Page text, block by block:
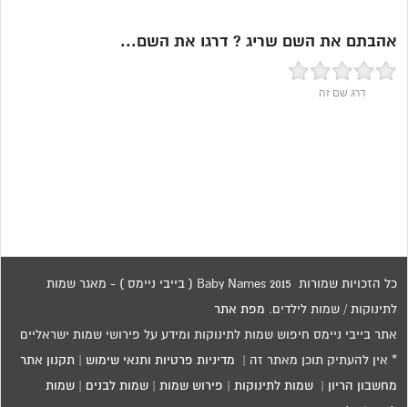
אהבתם את השם שריג ? דרגו את השם...
דרג שם זה
כל הזכויות שמורות 2015 Baby Names ( בייבי ניימס ) - מאגר שמות
לתינוקות / שמות לילדים. מפת אתר
אתר בייבי ניימס חיפוש שמות לתינוקות ומידע על פירושי שמות ישראליים
* אין להעתיק תוכן מאתר זה | מדיניות פרטיות ותנאי שימוש תקנון אתר
מחשבון הריון |שמות לתינוקות פירוש שמות |שמות לבנים |שמות